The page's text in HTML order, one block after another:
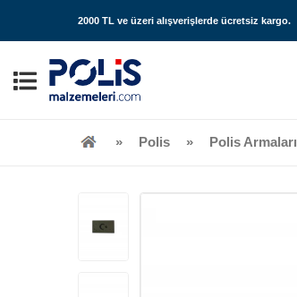
2000 TL ve üzeri alışverişlerde ücretsiz kargo.
Polis Polis Armaları